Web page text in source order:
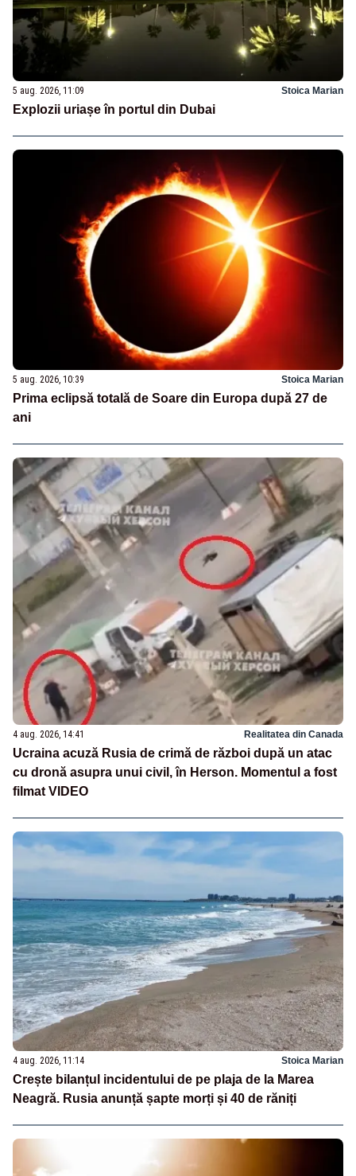
5 aug. 2026, 11:09 Stoica Marian
Explozii uriașe în portul din Dubai
5 aug. 2026, 10:39 Stoica Marian
Prima eclipsă totală de Soare din Europa după 27 de
ani
4 aug. 2026, 14:41 Realitatea din Canada
Ucraina acuză Rusia de crimă de război după un atac
cu dronă asupra unui civil, în Herson. Momentul a fost
filmat VIDEO
4 aug. 2026, 11:14 Stoica Marian
Crește bilanțul incidentului de pe plaja de la Marea
Neagră. Rusia anunță șapte morți și 40 de răniți